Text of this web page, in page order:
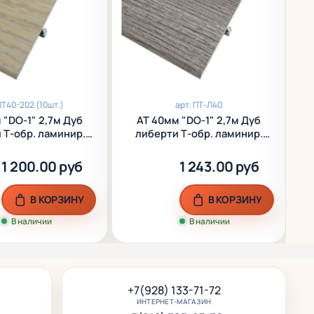
202 (10шт.)
1" 2,7м Дуб
обр. ламинир.
1 200.00 руб
В наличии
В КОРЗИНУ
арт.ПТ-Л40
АТ 40мм "DO-1" 2,7м Дуб
либерти Т-обр. ламинир.
1 243.00 руб
В наличии
В КОРЗИНУ
+7(928) 133-71-72
ИНТЕРНЕТ-МАГАЗИН